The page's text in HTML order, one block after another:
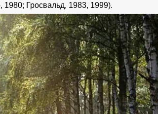
1980; Гросвальд, 1983, 1999).